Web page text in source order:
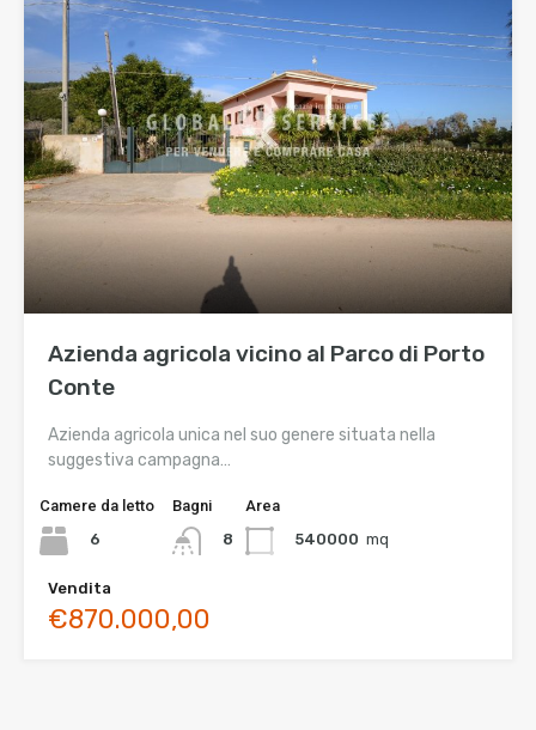
Azienda agricola vicino al Parco di Porto
Conte
Azienda agricola unica nel suo genere situata nella
suggestiva campagna…
Camere da letto
6
Bagni
8
Area
540000 mq
Vendita
€870.000,00